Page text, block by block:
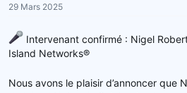
29 Mars 2025
Intervenant confirmé : Nigel
Island Networks®
Nous avons le plaisir d’annoncer que